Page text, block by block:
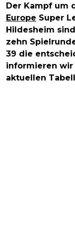
Der Kampf um
Europe Super
Hildesheim
zehn
39 die
informieren wir
aktuellen